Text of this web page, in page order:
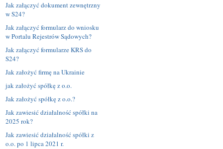
Jak załączyć dokument zewnętrzny
w S24?
Jak załączyć formularz do wniosku
w Portalu Rejestrów Sądowych?
Jak załączyć formularze KRS do
S24?
Jak założyć firmę na Ukrainie
jak założyć spółkę z o.o.
Jak założyć spółkę z o.o.?
Jak zawiesić działalność spółki na
2025 rok?
Jak zawiesić działalność spółki z
o.o. po 1 lipca 2021 r.